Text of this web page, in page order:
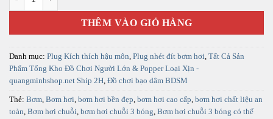
THÊM VÀO GIỎ HÀNG
Danh mục: Plug Kích thích hậu môn, Plug nhét đít bơm hơi, Tất Cả Sản
Phẩm Tổng Kho Đồ Chơi Người Lớn & Popper Loại Xịn -
quangminhshop.net Ship 2H, Đồ chơi bạo dâm BDSM
Thẻ: Bơm, Bơm hơi, bơm hơi bền đẹp, bơm hơi cao cấp, bơm hơi chất liệu an
toàn, Bơm hơi chuỗi, bơm hơi chuỗi 3 bóng, Bơm hơi chuỗi 3 bóng có thể